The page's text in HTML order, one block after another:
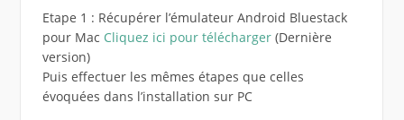
Etape 1 : Récupérer l’émulateur Android Bluestack
pour Mac Cliquez ici pour télécharger(Dernière
version)
Puis effectuer les mêmes étapes que celles
évoquées dans l’installation sur PC